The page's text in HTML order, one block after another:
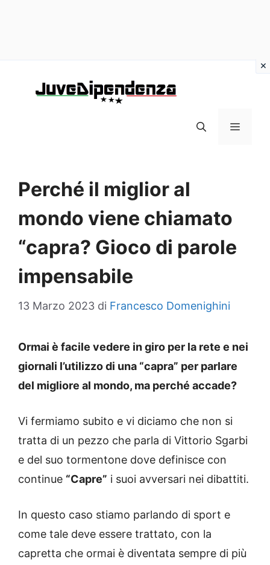
MENU
Perché il miglior al
mondo viene chiamato
“capra? Gioco di parole
impensabile
13 Marzo 2023 di Francesco Domenighini
Ormai è facile vedere in giro per la rete e nei
giornali l’utilizzo di una “capra” per parlare
del migliore al mondo, ma perché accade?
Vi fermiamo subito e vi diciamo che non si
tratta di un pezzo che parla di Vittorio Sgarbi
e del suo tormentone dove definisce con
continue “Capre” i suoi avversari nei dibattiti.
In questo caso stiamo parlando di sport e
come tale deve essere trattato, con la
capretta che ormai è diventata sempre di più